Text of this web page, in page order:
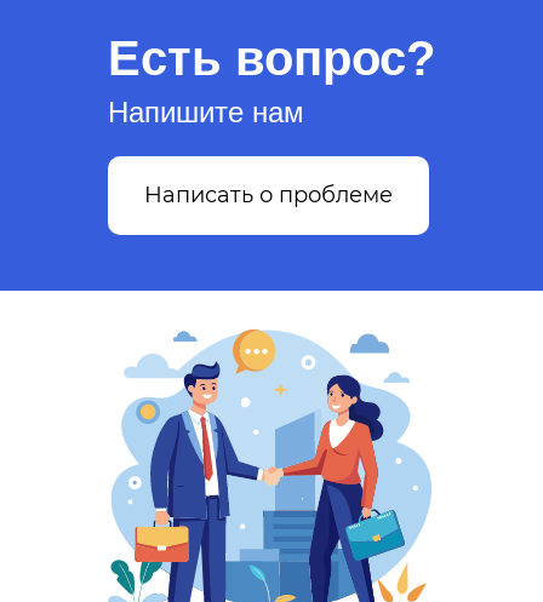
Есть вопрос?
Напишите нам
Написать о проблеме